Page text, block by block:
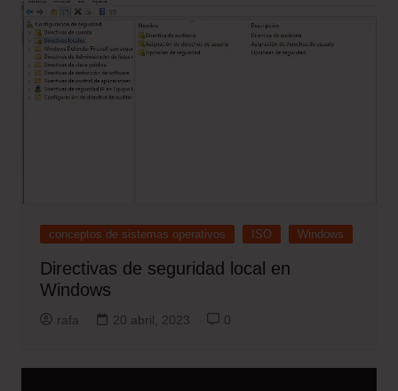
conceptos de sistemas operativos ISO Windows
Directivas de seguridad local en
Windows
rafa 20 abril, 2023 0